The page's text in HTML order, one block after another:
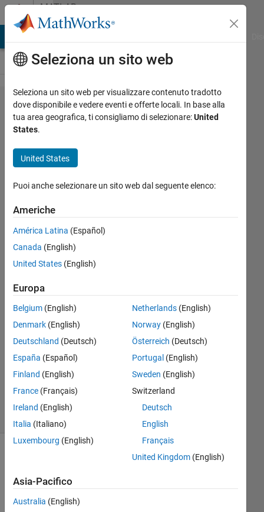
Vai al contenutoMATLAB
Answers
I have
no 'Build
button
Simulink
model
Toolbar.
patricia
9 Ott
2019
1
Risposta
Aggiornato
20 Set
2021
28
Visualizzazioni
Seleziona un sito web
Seleziona un sito web per visualizzare contenuto tradotto
dove disponibile e vedere eventi e offerte locali. In base alla
tua area geografica, ti consigliamo di selezionare:United
States.
United States
Puoi anche selezionare un sito web dal seguente elenco:
Americhe
América Latina (Español)
Canada (English)
United States (English)
Europa
Belgium (English)
Denmark (English)
Deutschland (Deutsch)
España (Español)
Finland (English)
France (Français)
Ireland (English)
Italia (Italiano)
Luxembourg (English)
Netherlands(English)
Norway(English)
Österreich (Deutsch)
Portugal (English)
Sweden (English)
Switzerland
Deutsch
English
Français
United Kingdom(English)
Asia-Pacifico
Australia (English)